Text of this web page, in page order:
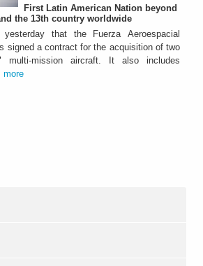
First Latin American Nation beyond
the 13th country worldwide
yesterday that the Fuerza Aeroespacial
signed a contract for the acquisition of two
multi-mission aircraft. It also includes
more